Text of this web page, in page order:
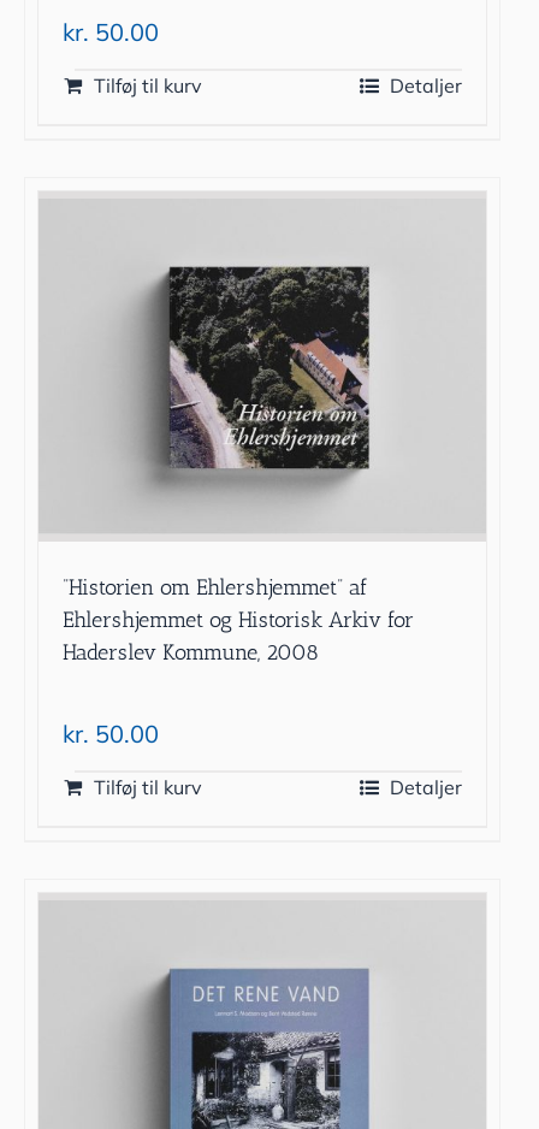
kr. 50.00
Tilføj til kurv Detaljer
”Historien om Ehlershjemmet” af
Ehlershjemmet og Historisk Arkiv for
Haderslev Kommune, 2008
kr. 50.00
Tilføj til kurv Detaljer